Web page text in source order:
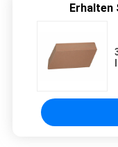
Erhalten